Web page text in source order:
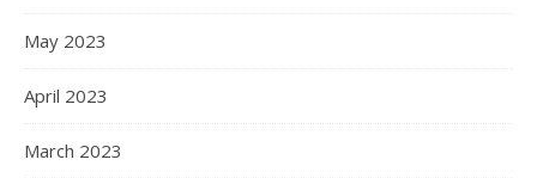
May 2023
April 2023
March 2023